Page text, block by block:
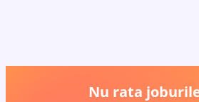
Nu rata